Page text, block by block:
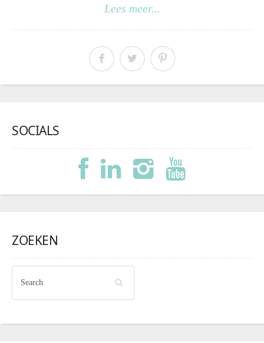
Lees meer...
SOCIALS
ZOEKEN